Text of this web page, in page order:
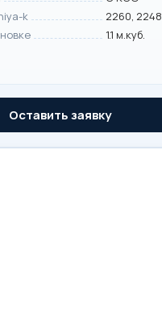
k
2260, 2248
1.1 м.куб.
Оставить заявку